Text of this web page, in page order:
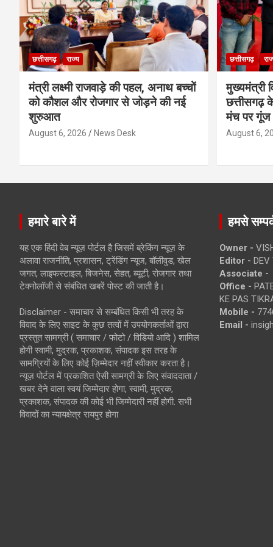
छत्तीसगढ़ राज्य
मंत्री लक्ष्मी राजवाड़े की पहल, अनाथ बच्चों
को कौशल और रोजगार से जोड़ने की नई
शुरुआत
August 6, 2026 News Desk
छत्तीसगढ़
मुख्यमंत्री
छत्तीसगढ़
मंच पर गूंज
August 6,
हमारे बारे में
यह एक हिंदी वेब न्यूज़ पोर्टल है जिसमें ब्रेकिंग न्यूज़ के
अलावा राजनीति, प्रशासन, ट्रेंडिंग न्यूज, बॉलीवुड, खेल
जगत, लाइफस्टाइल, बिजनेस, सेहत, ब्यूटी, रोजगार तथा
टेक्नोलॉजी से संबंधित खबरें पोस्ट की जाती है।
Disclaimer - समाचार से सम्बंधित किसी भी तरह के
विवाद के लिए साइट के कुछ तत्वों में उपयोगकर्ताओं द्वारा
प्रस्तुत सामग्री ( समाचार / फोटो / विडियो आदि ) शामिल
होगी स्वामी, मुद्रक, प्रकाशक, संपादक इस तरह के
सामग्रियों के लिए कोई ज़िम्मेदार नहीं स्वीकार करता है।
न्यूज़ पोर्टल में प्रकाशित ऐसी सामग्री के लिए संवाददाता /
खबर देने वाला स्वयं जिम्मेदार होगा, स्वामी, मुद्रक,
प्रकाशक, संपादक की कोई भी जिम्मेदारी नहीं होगी. सभी
विवादों का न्यायक्षेत्र रायपुर होगा
हमसे
Owner -
Editor - DEV
Associate -
Office -
KE PAS
Mobile -
Email -